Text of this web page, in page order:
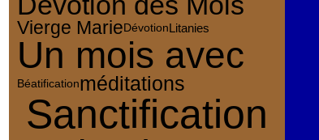
Vierge MarieDévotionLitanies
Un mois avec
Béatificationméditations
Sanctification